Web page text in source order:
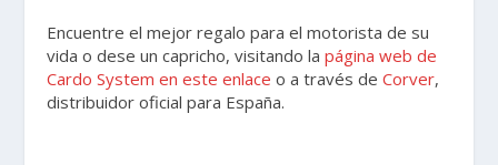
Encuentre el mejor regalo para el motorista de su
vida o dese un capricho, visitando lapágina web de
Cardo System en este enlace o a través deCorver,
distribuidor oficial para España.